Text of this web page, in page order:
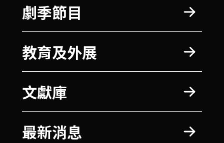
劇季節目
教育及外展
文獻庫
最新消息